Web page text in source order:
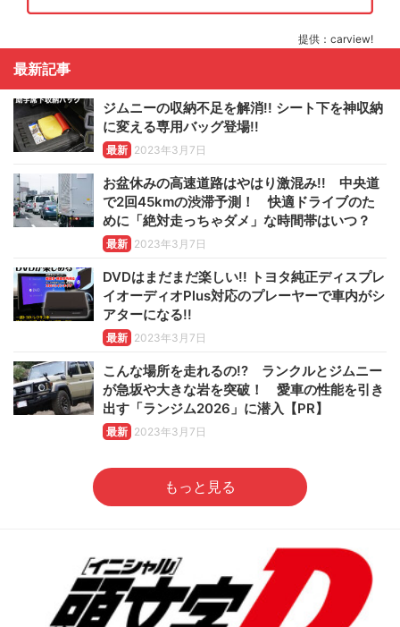
提供：carview!
最新記事
ジムニーの収納不足を解消!! シート下を神収納
に変える専用バッグ登場!!
最新 2023年3月7日
お盆休みの高速道路はやはり激混み!! 中央道
で2回45kmの渋滞予測！ 快適ドライブのた
めに「絶対走っちゃダメ」な時間帯はいつ？
最新 2023年3月7日
DVDはまだまだ楽しい!! トヨタ純正ディスプレ
イオーディオPlus対応のプレーヤーで車内がシ
アターになる!!
最新 2023年3月7日
こんな場所を走れるの!? ランクルとジムニー
が急坂や大きな岩を突破！ 愛車の性能を引き
出す「ランジム2026」に潜入【PR】
最新 2023年3月7日
もっと見る